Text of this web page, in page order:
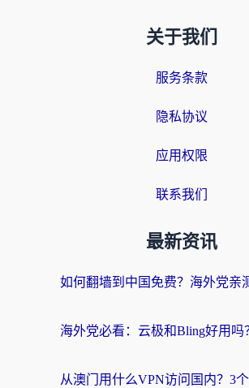
关于我们
服务条款
隐私协议
应用权限
联系我们
最新资讯